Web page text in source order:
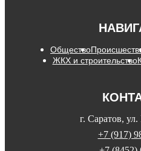
Общество
ЖКХ и строительство
г. Саратов, ул.
+7 (917)